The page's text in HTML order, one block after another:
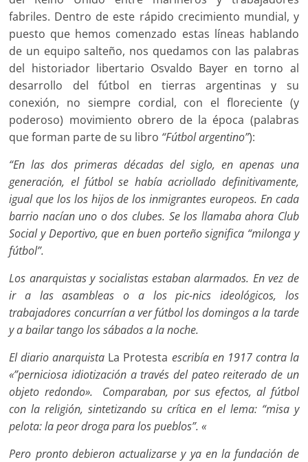
fabriles. Dentro de este rápido crecimiento mundial, y
puesto que hemos comenzado estas líneas hablando
de un equipo salteño, nos quedamos con las palabras
del historiador libertario Osvaldo Bayer en torno al
desarrollo del fútbol en tierras argentinas y su
conexión, no siempre cordial, con el floreciente (y
poderoso) movimiento obrero de la época (palabras
que forman parte de su libro “Fútbol argentino”):
“En las dos primeras décadas del siglo, en apenas una
generación, el fútbol se había acriollado definitivamente,
igual que los los hijos de los inmigrantes europeos. En cada
barrio nacían uno o dos clubes. Se los llamaba ahora Club
Social y Deportivo, que en buen porteño significa “milonga y
fútbol”.
Los anarquistas y socialistas estaban alarmados. En vez de
ir a las asambleas o a los pic-nics ideológicos, los
trabajadores concurrían a ver fútbol los domingos a la tarde
y a bailar tango los sábados a la noche.
El diario anarquista La Protesta escribía en 1917 contra la
«”perniciosa idiotización a través del pateo reiterado de un
objeto redondo». Comparaban, por sus efectos, al fútbol
con la religión, sintetizando su crítica en el lema: “misa y
pelota: la peor droga para los pueblos”. «
Pero pronto debieron actualizarse y ya en la fundación de